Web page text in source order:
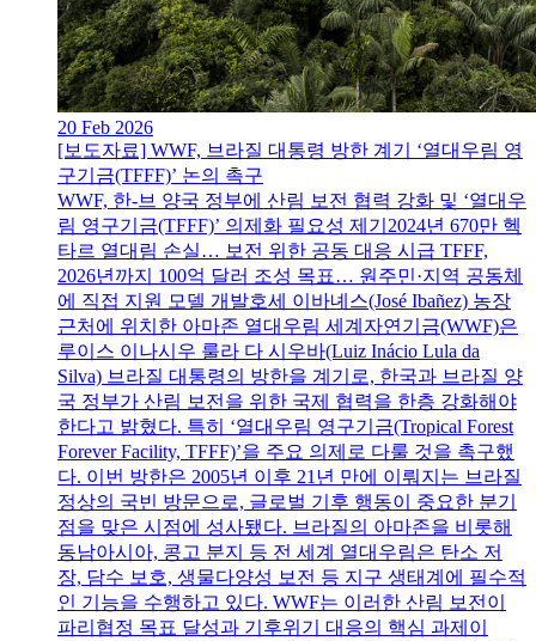
20 Feb 2026
[보도자료] WWF, 브라질 대통령 방한 계기 ‘열대우림 영
구기금(TFFF)’ 논의 촉구
WWF, 한-브 양국 정부에 산림 보전 협력 강화 및 ‘열대우
림 영구기금(TFFF)’ 의제화 필요성 제기2024년 670만 헥
타르 열대림 손실… 보전 위한 공동 대응 시급 TFFF,
2026년까지 100억 달러 조성 목표… 원주민·지역 공동체
에 직접 지원 모델 개발호세 이바녜스(José Ibañez) 농장
근처에 위치한 아마존 열대우림 세계자연기금(WWF)은
루이스 이나시우 룰라 다 시우바(Luiz Inácio Lula da
Silva) 브라질 대통령의 방한을 계기로, 한국과 브라질 양
국 정부가 산림 보전을 위한 국제 협력을 한층 강화해야
한다고 밝혔다. 특히 ‘열대우림 영구기금(Tropical Forest
Forever Facility, TFFF)’을 주요 의제로 다룰 것을 촉구했
다. 이번 방한은 2005년 이후 21년 만에 이뤄지는 브라질
정상의 국빈 방문으로, 글로벌 기후 행동이 중요한 분기
점을 맞은 시점에 성사됐다. 브라질의 아마존을 비롯해
동남아시아, 콩고 분지 등 전 세계 열대우림은 탄소 저
장, 담수 보호, 생물다양성 보전 등 지구 생태계에 필수적
인 기능을 수행하고 있다. WWF는 이러한 산림 보전이
파리협정 목표 달성과 기후위기 대응의 핵심 과제이